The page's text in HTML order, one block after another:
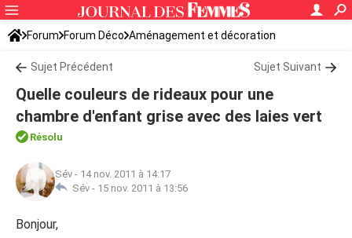
Forum Forum Déco Aménagement et décoration
Couleur et déco
Sujet Précédent Sujet Suivant
Quelle couleurs de rideaux pour une
chambre d'enfant grise avec des laies vert
Résolu
Sév - 14 nov. 2011 à 14:17
Sév - 15 nov. 2011 à 13:56
Bonjour,